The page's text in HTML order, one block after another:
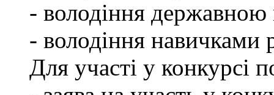
- володіння
- володіння навичками
Для участі у конкурсі